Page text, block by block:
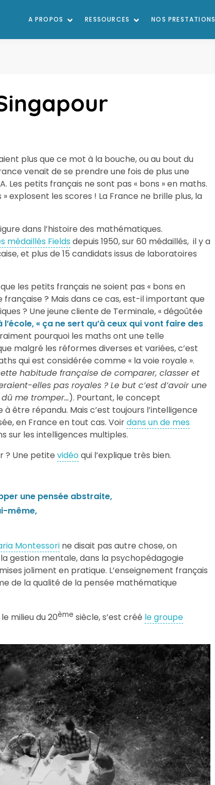
A PROPOS RESSOURCES NOS PRESTATIONS
plus que ce mot à la bouche, ou au bout du
venait de se prendre une fois de plus une
Les petits français ne sont pas « bons » en maths.
explosent les scores ! La France ne brille plus, la
dans l’histoire des mathématiques.
médaillés Fields depuis 1950, sur 60 médaillés, il y a
et plus de 15 candidats issus de laboratoires
les petits français ne soient pas « bons en
? Mais dans ce cas, est-il important que
? Une jeune cliente de Terminale, « dégoûtée
l’école, « ça ne sert qu’à ceux qui vont faire des
pourquoi les maths ont une telle
malgré les réformes diverses et variées, c’est
qui est considérée comme « la voie royale ».
habitude française de comparer, classer et
elles pas royales ? Le but c’est d’avoir une
dû me tromper…). Pourtant, le concept
être répandu. Mais c’est toujours l’intelligence
en France en tout cas. Voirdans un de mes
sur les intelligences multiples.
? Une petite vidéoqui l’explique très bien.
une pensée abstraite,
même,
Montessori ne disait pas autre chose, on
gestion mentale, dans la psychopédagogie
joliment en pratique. L’enseignement français
de la qualité de la pensée mathématique
milieu du 20ème siècle, s’est créé le groupe